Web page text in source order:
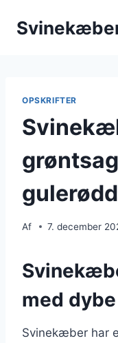
OPSKRIFTER
Af 7. december
med
Svinekæber har